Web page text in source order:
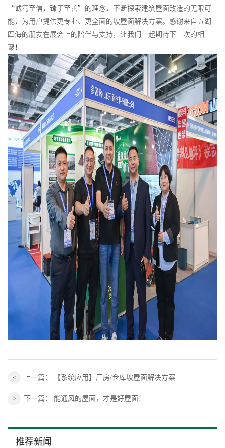
“诚笃至信，臻于至善”的理念，不断探索建筑屋面改造的无限可
能，为用户提供更专业、更全面的坡屋面解决方案。感谢来自五湖
四海的朋友在展会上的陪伴与支持，让我们一起期待下一次的相
聚！
上一篇： 【系统应用】厂房/仓库坡屋面解决方案
下一篇： 能通风的屋面，才是好屋面！
推荐新闻